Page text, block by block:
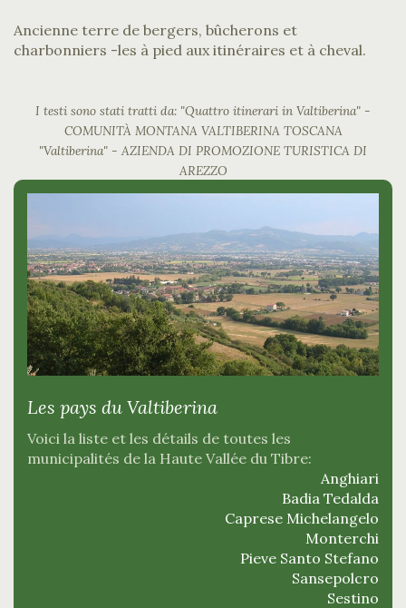
Ancienne terre de bergers, bûcherons et
charbonniers -les à pied aux itinéraires et à cheval.
I testi sono stati tratti da: "Quattro itinerari in Valtiberina" -
COMUNITÀ MONTANA VALTIBERINA TOSCANA
"Valtiberina" - AZIENDA DI PROMOZIONE TURISTICA DI
AREZZO
Les pays du Valtiberina
Voici la liste et les détails de toutes les
municipalités de la Haute Vallée du Tibre:
Anghiari
Badia Tedalda
Caprese Michelangelo
Monterchi
Pieve Santo Stefano
Sansepolcro
Sestino